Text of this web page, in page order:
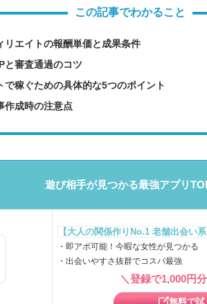
この記事でわかること
リエイトの報酬単価と成果条件
と審査通過のコツ
で稼ぐための具体的な5つのポイント
作成時の注意点
遊び相手が見つかる最強アプリ
【大人の関係作りNo.1 老舗出会い系
・即アポ可能！今暇な女性が見つかる
・出会いやすさ抜群でコスパ最強
＼登録で1,000円
無料で試